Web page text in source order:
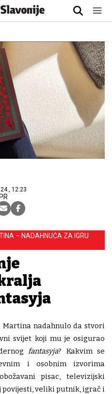
12:23
PR
– NADAHNUĆA ZA IGRU
Martina nadahnulo da stvori
svijet koji mu je osigurao
fantasyja? Kakvim se
i osobnim izvorima
pisac, televizijski
veliki putnik, igrač i